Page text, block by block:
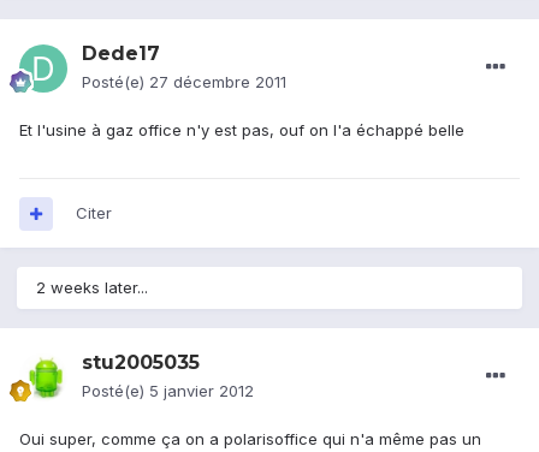
Dede17
Posté(e) 27 décembre 2011
Et l'usine à gaz office n'y est pas, ouf on l'a échappé belle
Citer
2 weeks later...
stu2005035
Posté(e) 5 janvier 2012
Oui super, comme ça on a polarisoffice qui n'a même pas un